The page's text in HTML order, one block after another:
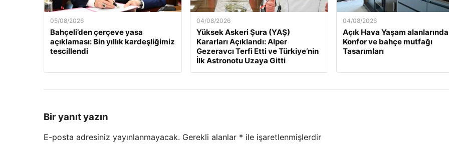
05/08/2026
Bahçeli’den çerçeve yasa
açıklaması: Bin yıllık kardeşliğimiz
tescillendi
04/08/2026
Yüksek Askeri Şura (YAŞ)
Kararları Açıklandı: Alper
Gezeravcı Terfi Etti ve Türkiye’nin
İlk Astronotu Uzaya Gitti
04/08/2026
Açık Hava Yaşam alanlarında
Konfor ve bahçe mutfağı
Tasarımları
Bir yanıt yazın
E-posta adresiniz yayınlanmayacak. Gerekli alanlar * ile işaretlenmişlerdir